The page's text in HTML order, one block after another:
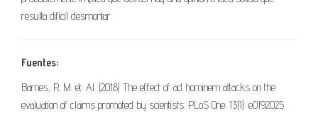
resulta difícil desmontar.
Fuentes:
Barnes, R. M. et. Al. (2018) The effect of ad hominem attacks on the
evaluation of claims promoted by scientists. PLoS One; 13(1): e0192025.